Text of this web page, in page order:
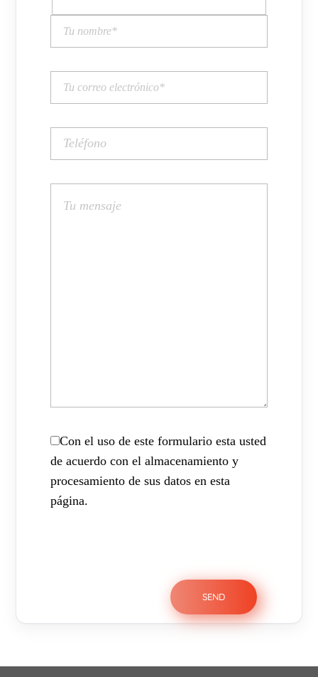
Con el uso de este formulario esta usted
de acuerdo con el almacenamiento y
procesamiento de sus datos en esta
página.